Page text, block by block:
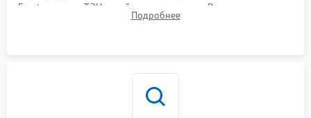
Frost, включая ТЭН оттайки и вентилятор. Ремонт или замена
платы управления при сбоях алгоритмов.
Подробнее